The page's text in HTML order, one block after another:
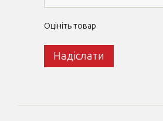
Оцініть товар
Надіслати